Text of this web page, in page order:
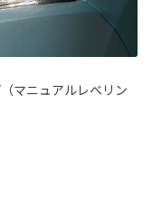
マニュアルレベリン